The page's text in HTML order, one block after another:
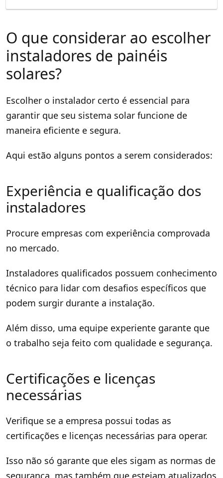
O que considerar ao escolher
instaladores de painéis
solares?
Escolher o instalador certo é essencial para
garantir que seu sistema solar funcione de
maneira eficiente e segura.
Aqui estão alguns pontos a serem considerados:
Experiência e qualificação dos
instaladores
Procure empresas com experiência comprovada
no mercado.
Instaladores qualificados possuem conhecimento
técnico para lidar com desafios específicos que
podem surgir durante a instalação.
Além disso, uma equipe experiente garante que
o trabalho seja feito com qualidade e segurança.
Certificações e licenças
necessárias
Verifique se a empresa possui todas as
certificações e licenças necessárias para operar.
Isso não só garante que eles sigam as normas de